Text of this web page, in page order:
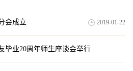
会成立 2019-01-22
毕业20周年师生座谈会举行